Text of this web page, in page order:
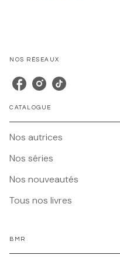
NOS RÉSEAUX
CATALOGUE
Nos autrices
Nos séries
Nos nouveautés
Tous nos livres
BMR